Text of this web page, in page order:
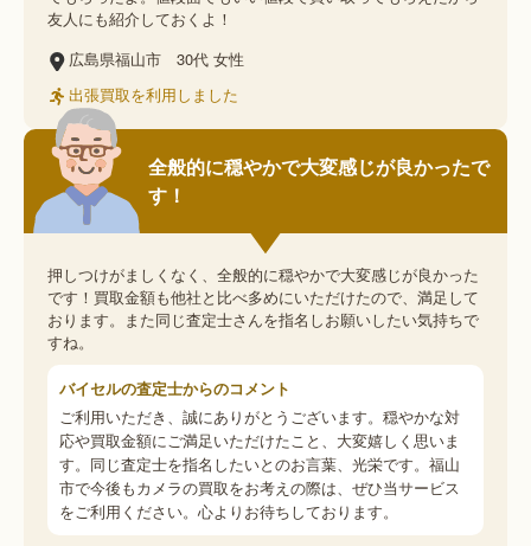
友人にも紹介しておくよ！
広島県福山市
30代 女性
出張買取を利用しました
全般的に穏やかで大変感じが良かったで
す！
押しつけがましくなく、全般的に穏やかで大変感じが良かった
です！買取金額も他社と比べ多めにいただけたので、満足して
おります。また同じ査定士さんを指名しお願いしたい気持ちで
すね。
バイセルの査定士からのコメント
ご利用いただき、誠にありがとうございます。穏やかな対
応や買取金額にご満足いただけたこと、大変嬉しく思いま
す。同じ査定士を指名したいとのお言葉、光栄です。福山
市で今後もカメラの買取をお考えの際は、ぜひ当サービス
をご利用ください。心よりお待ちしております。